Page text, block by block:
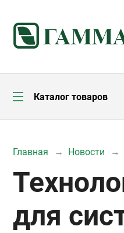
Каталог товаров
Главная Новости
для